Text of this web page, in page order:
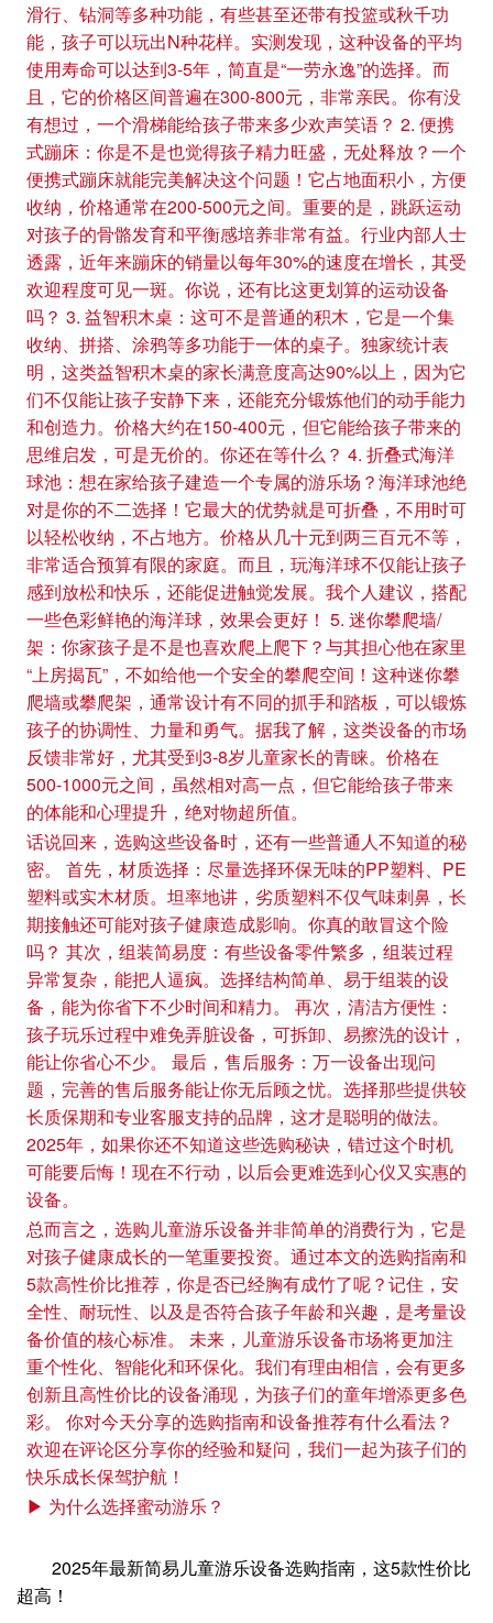
滑行、钻洞等多种功能，有些甚至还带有投篮或秋千功
能，孩子可以玩出N种花样。实测发现，这种设备的平均
使用寿命可以达到3-5年，简直是“一劳永逸”的选择。而
且，它的价格区间普遍在300-800元，非常亲民。你有没
有想过，一个滑梯能给孩子带来多少欢声笑语？ 2. 便携
式蹦床：你是不是也觉得孩子精力旺盛，无处释放？一个
便携式蹦床就能完美解决这个问题！它占地面积小，方便
收纳，价格通常在200-500元之间。重要的是，跳跃运动
对孩子的骨骼发育和平衡感培养非常有益。行业内部人士
透露，近年来蹦床的销量以每年30%的速度在增长，其受
欢迎程度可见一斑。你说，还有比这更划算的运动设备
吗？ 3. 益智积木桌：这可不是普通的积木，它是一个集
收纳、拼搭、涂鸦等多功能于一体的桌子。独家统计表
明，这类益智积木桌的家长满意度高达90%以上，因为它
们不仅能让孩子安静下来，还能充分锻炼他们的动手能力
和创造力。价格大约在150-400元，但它能给孩子带来的
思维启发，可是无价的。你还在等什么？ 4. 折叠式海洋
球池：想在家给孩子建造一个专属的游乐场？海洋球池绝
对是你的不二选择！它最大的优势就是可折叠，不用时可
以轻松收纳，不占地方。价格从几十元到两三百元不等，
非常适合预算有限的家庭。而且，玩海洋球不仅能让孩子
感到放松和快乐，还能促进触觉发展。我个人建议，搭配
一些色彩鲜艳的海洋球，效果会更好！ 5. 迷你攀爬墙/
架：你家孩子是不是也喜欢爬上爬下？与其担心他在家里
“上房揭瓦”，不如给他一个安全的攀爬空间！这种迷你攀
爬墙或攀爬架，通常设计有不同的抓手和踏板，可以锻炼
孩子的协调性、力量和勇气。据我了解，这类设备的市场
反馈非常好，尤其受到3-8岁儿童家长的青睐。价格在
500-1000元之间，虽然相对高一点，但它能给孩子带来
的体能和心理提升，绝对物超所值。
话说回来，选购这些设备时，还有一些普通人不知道的秘
密。 首先，材质选择：尽量选择环保无味的PP塑料、PE
塑料或实木材质。坦率地讲，劣质塑料不仅气味刺鼻，长
期接触还可能对孩子健康造成影响。你真的敢冒这个险
吗？ 其次，组装简易度：有些设备零件繁多，组装过程
异常复杂，能把人逼疯。选择结构简单、易于组装的设
备，能为你省下不少时间和精力。 再次，清洁方便性：
孩子玩乐过程中难免弄脏设备，可拆卸、易擦洗的设计，
能让你省心不少。 最后，售后服务：万一设备出现问
题，完善的售后服务能让你无后顾之忧。选择那些提供较
长质保期和专业客服支持的品牌，这才是聪明的做法。
2025年，如果你还不知道这些选购秘诀，错过这个时机
可能要后悔！现在不行动，以后会更难选到心仪又实惠的
设备。
总而言之，选购儿童游乐设备并非简单的消费行为，它是
对孩子健康成长的一笔重要投资。通过本文的选购指南和
5款高性价比推荐，你是否已经胸有成竹了呢？记住，安
全性、耐玩性、以及是否符合孩子年龄和兴趣，是考量设
备价值的核心标准。 未来，儿童游乐设备市场将更加注
重个性化、智能化和环保化。我们有理由相信，会有更多
创新且高性价比的设备涌现，为孩子们的童年增添更多色
彩。 你对今天分享的选购指南和设备推荐有什么看法？
欢迎在评论区分享你的经验和疑问，我们一起为孩子们的
快乐成长保驾护航！
▶ 为什么选择蜜动游乐？
2025年最新简易儿童游乐设备选购指南，这5款性价比
超高！